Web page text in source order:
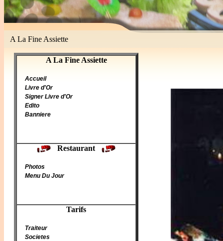
A La Fine Assiette
Maitre Cuisinier, Traiteur, Patissier
A La Fine Assiette
Accueil
Livre d'Or
Signer Livre d'Or
Edito
Banniere
Restaurant
Photos
Menu Du Jour
Tarifs
Traiteur
Societes